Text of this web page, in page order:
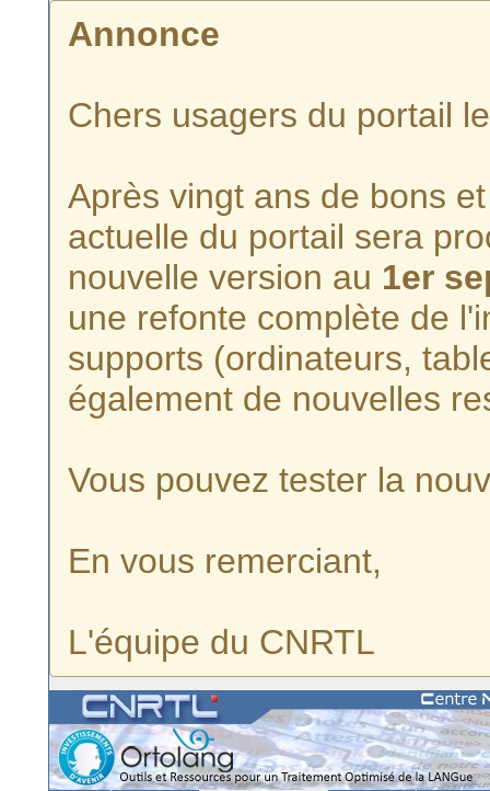
Annonce
Chers usagers du portail
Après vingt ans de bons
actuelle du portail sera
nouvelle version au 1er
une refonte complète de
supports (ordinateurs,
également de nouvelles
Vous pouvez tester la
En vous remerciant,
L'équipe du CNRTL